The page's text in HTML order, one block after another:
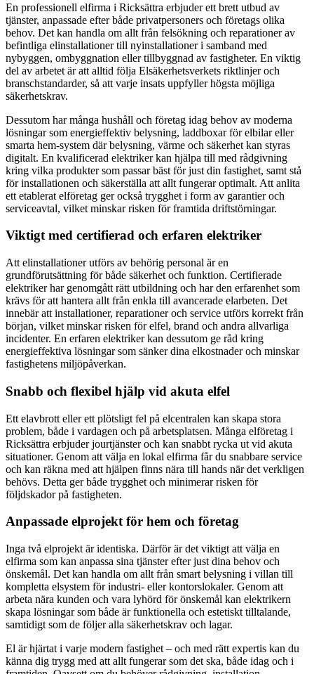
En professionell elfirma i Ricksättra erbjuder ett brett utbud av
tjänster, anpassade efter både privatpersoners och företags olika
behov. Det kan handla om allt från felsökning och reparationer av
befintliga elinstallationer till nyinstallationer i samband med
nybyggen, ombyggnation eller tillbyggnad av fastigheter. En viktig
del av arbetet är att alltid följa Elsäkerhetsverkets riktlinjer och
branschstandarder, så att varje insats uppfyller högsta möjliga
säkerhetskrav.
Dessutom har många hushåll och företag idag behov av moderna
lösningar som energieffektiv belysning, laddboxar för elbilar eller
smarta hem-system där belysning, värme och säkerhet kan styras
digitalt. En kvalificerad elektriker kan hjälpa till med rådgivning
kring vilka produkter som passar bäst för just din fastighet, samt stå
för installationen och säkerställa att allt fungerar optimalt. Att anlita
ett etablerat elföretag ger också trygghet i form av garantier och
serviceavtal, vilket minskar risken för framtida driftstörningar.
Viktigt med certifierad och erfaren elektriker
Att elinstallationer utförs av behörig personal är en
grundförutsättning för både säkerhet och funktion. Certifierade
elektriker har genomgått rätt utbildning och har den erfarenhet som
krävs för att hantera allt från enkla till avancerade elarbeten. Det
innebär att installationer, reparationer och service utförs korrekt från
början, vilket minskar risken för elfel, brand och andra allvarliga
incidenter. En erfaren elektriker kan dessutom ge råd kring
energieffektiva lösningar som sänker dina elkostnader och minskar
fastighetens miljöpåverkan.
Snabb och flexibel hjälp vid akuta elfel
Ett elavbrott eller ett plötsligt fel på elcentralen kan skapa stora
problem, både i vardagen och på arbetsplatsen. Många elföretag i
Ricksättra erbjuder jourtjänster och kan snabbt rycka ut vid akuta
situationer. Genom att välja en lokal elfirma får du snabbare service
och kan räkna med att hjälpen finns nära till hands när det verkligen
behövs. Detta ger både trygghet och minimerar risken för
följdskador på fastigheten.
Anpassade elprojekt för hem och företag
Inga två elprojekt är identiska. Därför är det viktigt att välja en
elfirma som kan anpassa sina tjänster efter just dina behov och
önskemål. Det kan handla om allt från smart belysning i villan till
kompletta elsystem för industri- eller kontorslokaler. Genom att
arbeta nära kunden och vara lyhörd för önskemål kan elektrikern
skapa lösningar som både är funktionella och estetiskt tilltalande,
samtidigt som de följer alla säkerhetskrav och lagar.
El är hjärtat i varje modern fastighet – och med rätt expertis kan du
känna dig trygg med att allt fungerar som det ska, både idag och i